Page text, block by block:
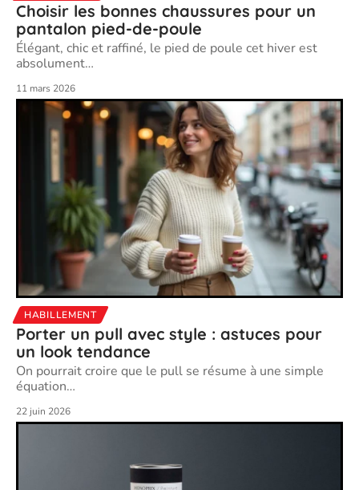
Choisir les bonnes chaussures pour un
pantalon pied-de-poule
Élégant, chic et raffiné, le pied de poule cet hiver est
absolument…
11 mars 2026
HABILLEMENT
Porter un pull avec style : astuces pour
un look tendance
On pourrait croire que le pull se résume à une simple
équation…
22 juin 2026